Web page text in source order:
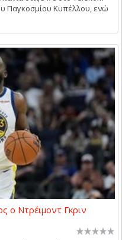
Παγκοσμίου Κυπέλλου, ενώ
ο Ντρέιμοντ Γκριν